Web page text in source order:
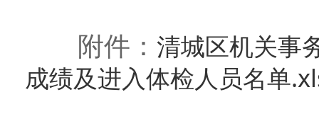
附件： 清城区机关事
成绩及进入体检人员名单